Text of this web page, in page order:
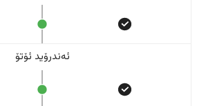
ئەندرۆید ئۆتۆ